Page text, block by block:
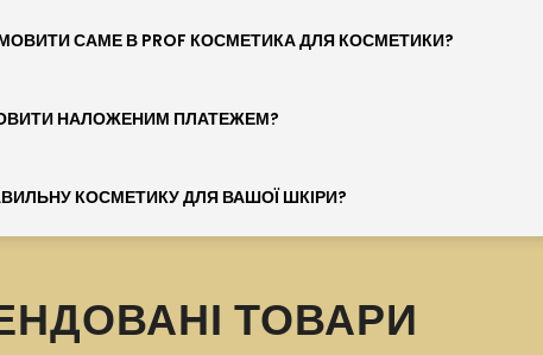
САМЕ В PROF КОСМЕТИКА ДЛЯ КОСМЕТИКИ?
НАЛОЖЕНИМ ПЛАТЕЖЕМ?
КОСМЕТИКУ ДЛЯ ВАШОЇ ШКІРИ?
ТОВАРИ